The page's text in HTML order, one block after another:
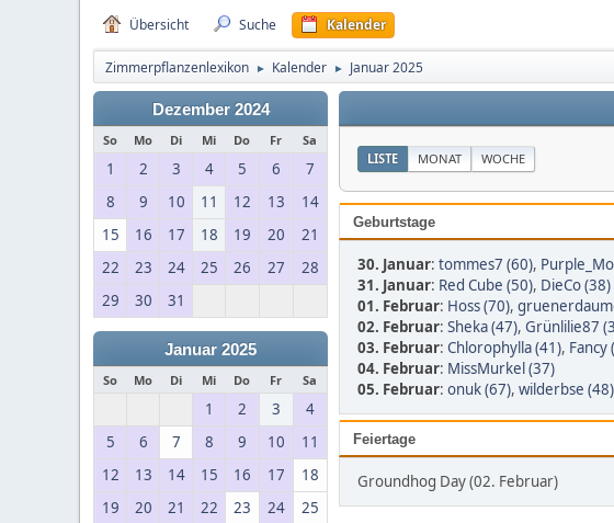
Übersicht Suche Kalender
Zimmerpflanzenlexikon ► Kalender ► Januar 2025
Dezember 2024
So Mo Di Mi Do Fr Sa
1 2 3 4 5 6
7
8
9 10 11 12 13
14
15
16 17 18 19 20
21
22
23 24 25 26 27
28
29
30 31
Januar 2025
So Mo Di Mi Do Fr Sa
1 2 3
4
5
6 7 8 9 10
11
12
13 14 15 16 17
18
19
20 21 22 23 24 25
LISTE MONAT WOCHE
Geburtstage
30. Januar: tommes7 (60),
31. Januar: Red Cube (50), DieCo (38)
01. Februar: Hoss (70),
02. Februar: Sheka (47), Grünlilie87
03. Februar: Chlorophylla (41), Fancy
04. Februar: MissMurkel (37)
05. Februar: onuk (67), wilderbse (48)
Feiertage
Groundhog Day (02. Februar)